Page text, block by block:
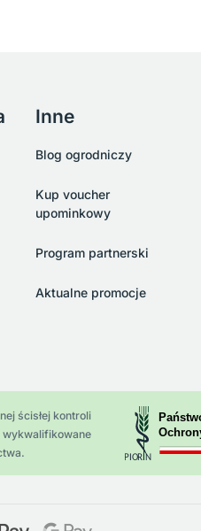
Inne
Blog ogrodniczy
Kup voucher
upominkowy
Program partnerski
Aktualne promocje
ścisłej kontroli
wykwalifikowane